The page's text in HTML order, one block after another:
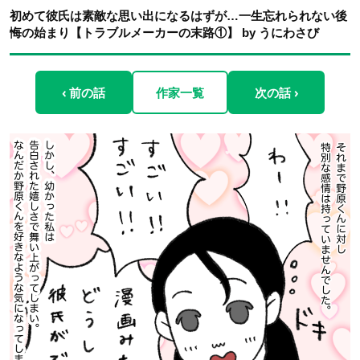
初めて彼氏は素敵な思い出になるはずが…一生忘れられない後
悔の始まり【トラブルメーカーの末路①】 by うにわさび
‹ 前の話 作家一覧 次の話 ›